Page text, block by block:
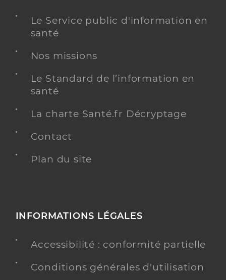
Le Service public d'information en
santé
Nos missions
Le Standard de l’information en
santé
La charte Santé.fr Décryptage
Contact
Plan du site
INFORMATIONS LÉGALES
Accessibilité : conformité partielle
Conditions générales d'utilisation